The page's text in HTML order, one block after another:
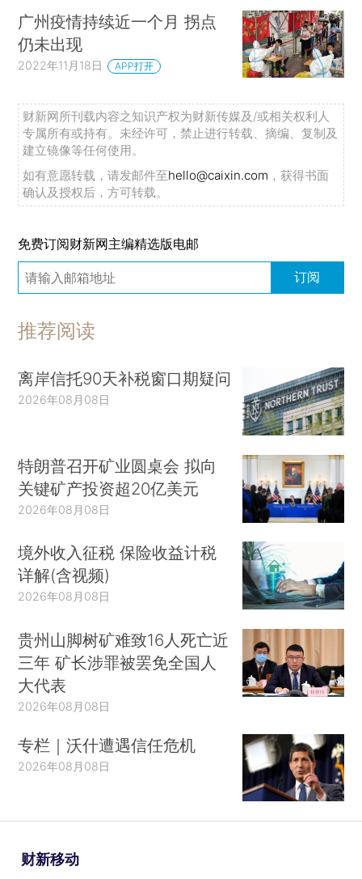
广州疫情持续近一个月 拐点
仍未出现
2022年11月18日 APP打开
财新网所刊载内容之知识产权为财新传媒及/或相关权利人
专属所有或持有。未经许可，禁止进行转载、摘编、复制及
建立镜像等任何使用。
如有意愿转载，请发邮件至hello@caixin.com ，获得书面
确认及授权后，方可转载。
免费订阅财新网主编精选版电邮
订阅
推荐阅读
离岸信托90天补税窗口期疑问
2026年08月08日
特朗普召开矿业圆桌会 拟向
关键矿产投资超20亿美元
2026年08月08日
境外收入征税 保险收益计税
详解(含视频)
2026年08月08日
贵州山脚树矿难致16人死亡近
三年 矿长涉罪被罢免全国人
大代表
2026年08月08日
专栏｜沃什遭遇信任危机
2026年08月08日
财新移动